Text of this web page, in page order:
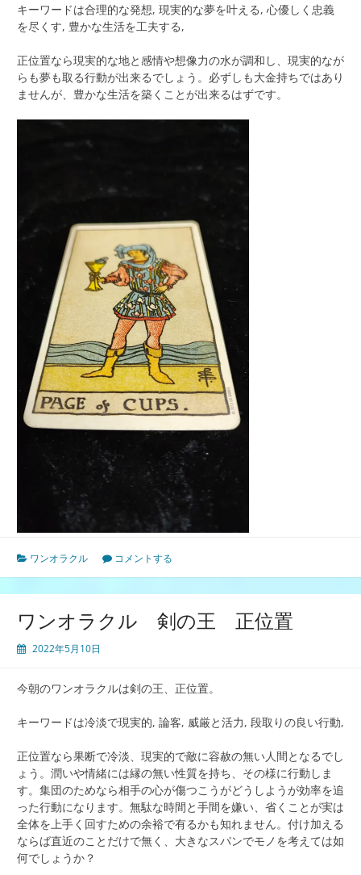
キーワードは合理的な発想, 現実的な夢を叶える, 心優しく忠義
を尽くす, 豊かな生活を工夫する,
正位置なら現実的な地と感情や想像力の水が調和し、現実的なが
らも夢も取る行動が出来るでしょう。必ずしも大金持ちではあり
ませんが、豊かな生活を築くことが出来るはずです。
ワンオラクル コメントする
ワンオラクル 剣の王 正位置
2022年5月10日
今朝のワンオラクルは剣の王、正位置。
キーワードは冷淡で現実的, 論客, 威厳と活力, 段取りの良い行動,
正位置なら果断で冷淡、現実的で敵に容赦の無い人間となるでし
ょう。潤いや情緒には縁の無い性質を持ち、その様に行動しま
す。集団のためなら相手の心が傷つこうがどうしようが効率を追
った行動になります。無駄な時間と手間を嫌い、省くことが実は
全体を上手く回すための余裕で有るかも知れません。付け加える
ならば直近のことだけで無く、大きなスパンでモノを考えては如
何でしょうか？